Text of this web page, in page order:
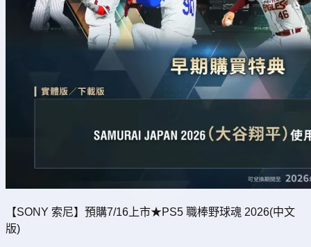
【SONY 索尼】預購7/16上市★PS5 職棒野球魂 2026(中文
版)